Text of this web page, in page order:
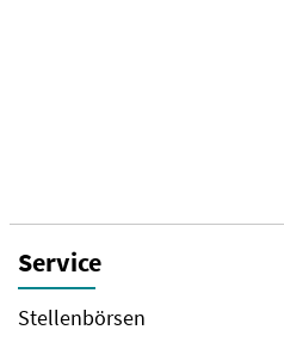
Service
Stellenbörsen